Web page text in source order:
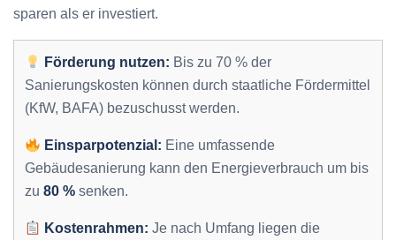
sparen als er investiert.
Förderung nutzen: Bis zu 70 % der
Sanierungskosten können durch staatliche Fördermittel
(KfW, BAFA) bezuschusst werden.
Einsparpotenzial: Eine umfassende
Gebäudesanierung kann den Energieverbrauch um bis
zu 80 % senken.
Kostenrahmen: Je nach Umfang liegen die